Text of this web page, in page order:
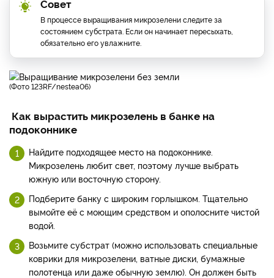
Совет
В процессе выращивания микрозелени следите за
состоянием субстрата. Если он начинает пересыхать,
обязательно его увлажните.
(фото 123RF/nestea06)
Как вырастить микрозелень в банке на
подоконнике
Найдите подходящее место на подоконнике.
Микрозелень любит свет, поэтому лучше выбрать
южную или восточную сторону.
Подберите банку с широким горлышком. Тщательно
вымойте её с моющим средством и ополосните чистой
водой.
Возьмите субстрат (можно использовать специальные
коврики для микрозелени, ватные диски, бумажные
полотенца или даже обычную землю). Он должен быть